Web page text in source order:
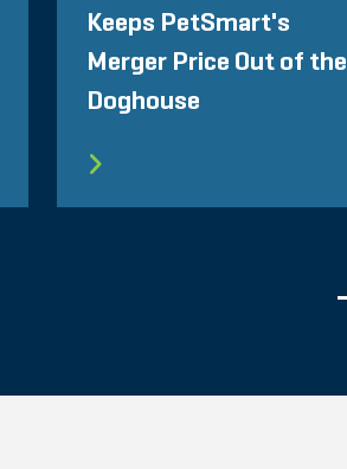
Keeps PetSmart's
Merger Price Out of the
Doghouse